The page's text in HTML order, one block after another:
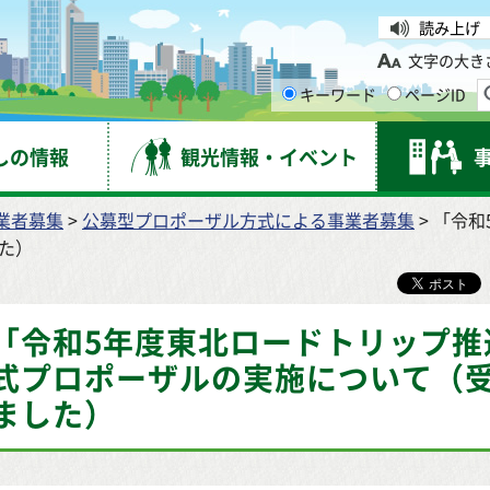
読み上げ
文字の大き
キーワード
ページID
の情報 観光情報・イベント
者募集 > 公募型プロポーザル方式による事業者募集 > 「令
令和5年度東北ロードトリップ
プロポーザルの実施について（
した）